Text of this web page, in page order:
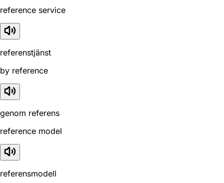
reference service
referenstjänst
by reference
genom referens
reference model
referensmodell